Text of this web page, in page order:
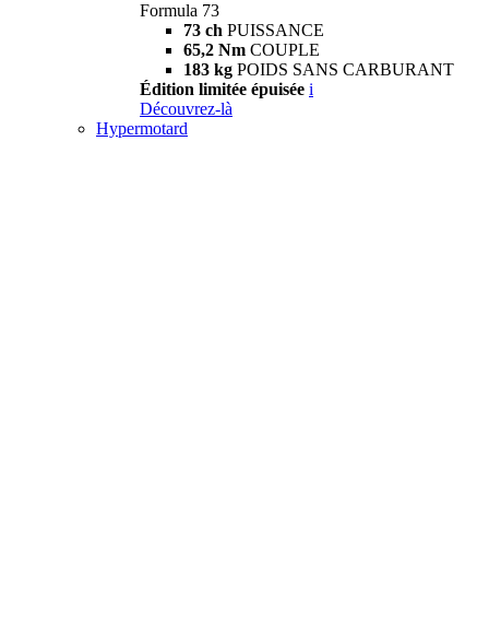
Formula 73
73 ch PUISSANCE
65,2 Nm COUPLE
183 kg POIDS SANS CARBURANT
Édition limitée épuisée i
Découvrez-là
Hypermotard